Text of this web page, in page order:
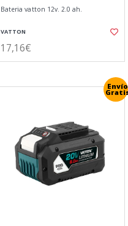
Bateria vatton 12v. 2.0 ah.
VATTON
17,16€
Envío